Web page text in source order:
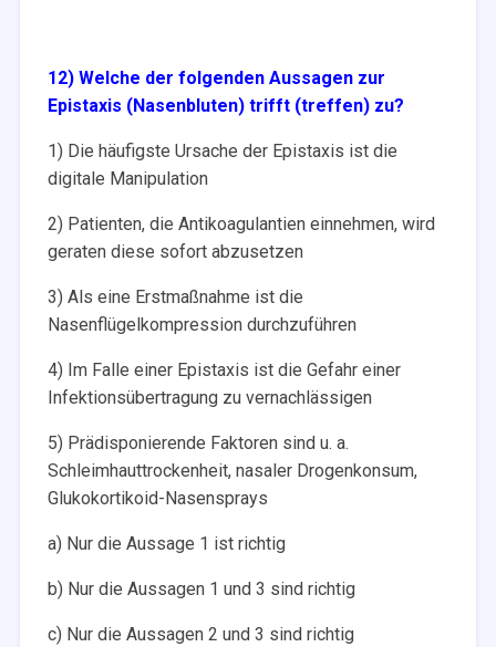
12) Welche der folgenden Aussagen zur
Epistaxis (Nasenbluten) trifft (treffen) zu?
1) Die häufigste Ursache der Epistaxis ist die
digitale Manipulation
2) Patienten, die Antikoagulantien einnehmen, wird
geraten diese sofort abzusetzen
3) Als eine Erstmaßnahme ist die
Nasenflügelkompression durchzuführen
4) Im Falle einer Epistaxis ist die Gefahr einer
Infektionsübertragung zu vernachlässigen
5) Prädisponierende Faktoren sind u. a.
Schleimhauttrockenheit, nasaler Drogenkonsum,
Glukokortikoid-Nasensprays
a) Nur die Aussage 1 ist richtig
b) Nur die Aussagen 1 und 3 sind richtig
c) Nur die Aussagen 2 und 3 sind richtig